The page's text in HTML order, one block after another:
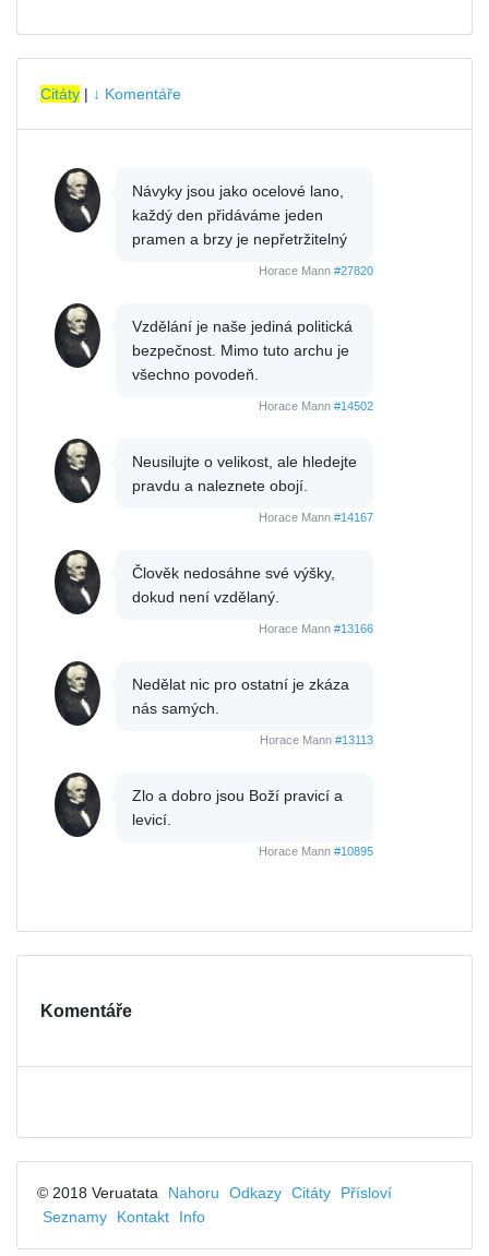
Citáty | ↓ Komentáře
Návyky jsou jako ocelové lano,
každý den přidáváme jeden
pramen a brzy je nepřetržitelný
Horace Mann #27820
Vzdělání je naše jediná politická
bezpečnost. Mimo tuto archu je
všechno povodeň.
Horace Mann #14502
Neusilujte o velikost, ale hledejte
pravdu a naleznete obojí.
Horace Mann #14167
Člověk nedosáhne své výšky,
dokud není vzdělaný.
Horace Mann #13166
Nedělat nic pro ostatní je zkáza
nás samých.
Horace Mann #13113
Zlo a dobro jsou Boží pravicí a
levicí.
Horace Mann #10895
Komentáře
© 2018 Veruatata Nahoru Odkazy Citáty
Přísloví
Seznamy
Kontakt Info